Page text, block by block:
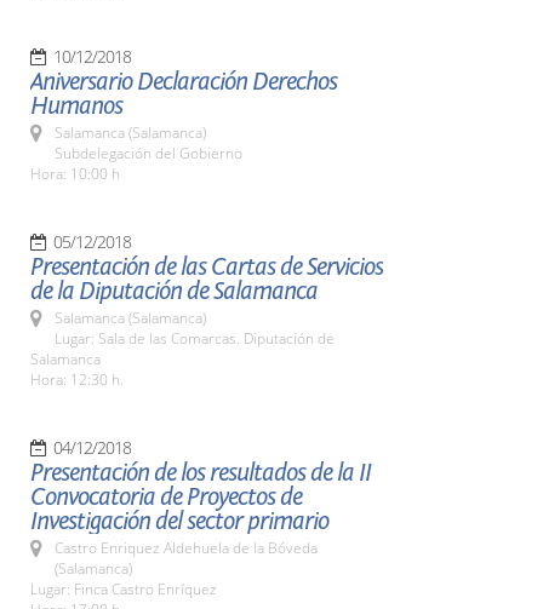
10/12/2018
Aniversario Declaración Derechos
Humanos
Salamanca (Salamanca)
Subdelegación del Gobierno
Hora: 10:00 h
05/12/2018
Presentación de las Cartas de Servicios
de la Diputación de Salamanca
Salamanca (Salamanca)
Lugar: Sala de las Comarcas. Diputación de
Salamanca
Hora: 12:30 h.
04/12/2018
Presentación de los resultados de la II
Convocatoria de Proyectos de
Investigación del sector primario
Castro Enriquez Aldehuela de la Bóveda
(Salamanca)
Lugar: Finca Castro Enríquez